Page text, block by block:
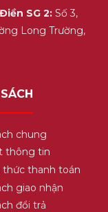
có công dụng
SG 2:Số 3,
Long Trường,
chung
thông tin
thức thanh toán
giao nhận
đổi trả